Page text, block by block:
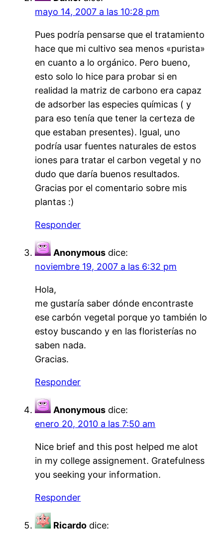
mayo 14, 2007 a las 10:28 pm
Pues podría pensarse que el tratamiento
hace que mi cultivo sea menos «purista»
en cuanto a lo orgánico. Pero bueno,
esto solo lo hice para probar si en
realidad la matriz de carbono era capaz
de adsorber las especies químicas ( y
para eso tenía que tener la certeza de
que estaban presentes). Igual, uno
podría usar fuentes naturales de estos
iones para tratar el carbon vegetal y no
dudo que daría buenos resultados.
Gracias por el comentario sobre mis
plantas :)
Responder
Anonymous dice:
noviembre 19, 2007 a las 6:32 pm
Hola,
me gustaría saber dónde encontraste
ese carbón vegetal porque yo también lo
estoy buscando y en las floristerías no
saben nada.
Gracias.
Responder
Anonymous dice:
enero 20, 2010 a las 7:50 am
Nice brief and this post helped me alot
in my college assignement. Gratefulness
you seeking your information.
Responder
Ricardo dice: